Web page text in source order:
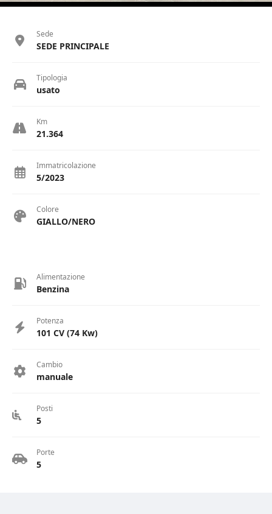
Sede
SEDE PRINCIPALE
Tipologia
usato
Km
21.364
Immatricolazione
5/2023
Colore
GIALLO/NERO
Alimentazione
Benzina
Potenza
101 CV (74 Kw)
Cambio
manuale
Posti
5
Porte
5